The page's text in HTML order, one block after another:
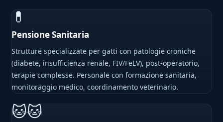
💊
Pensione Sanitaria
Strutture specializzate per gatti con patologie croniche
(diabete, insufficienza renale, FIV/FeLV), post-operatorio,
terapie complesse. Personale con formazione sanitaria,
monitoraggio medico, coordinamento veterinario.
🐱🐱